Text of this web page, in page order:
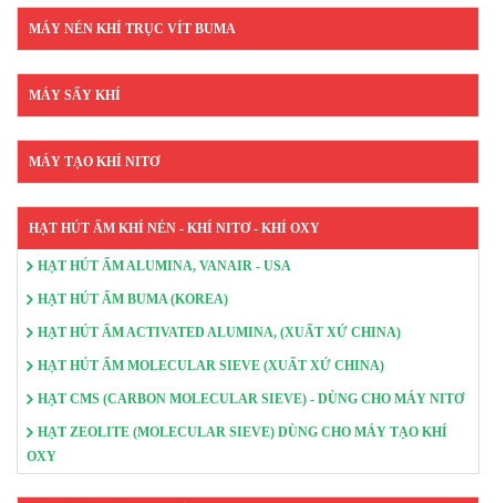
MÁY NÉN KHÍ TRỤC VÍT BUMA
MÁY SẤY KHÍ
MÁY TẠO KHÍ NITƠ
HẠT HÚT ẨM KHÍ NÉN - KHÍ NITƠ - KHÍ OXY
HẠT HÚT ẨM ALUMINA, VANAIR - USA
HẠT HÚT ẨM BUMA (KOREA)
HẠT HÚT ẨM ACTIVATED ALUMINA, (XUẤT XỨ CHINA)
HẠT HÚT ẨM MOLECULAR SIEVE (XUẤT XỨ CHINA)
HẠT CMS (CARBON MOLECULAR SIEVE) - DÙNG CHO MÁY NITƠ
HẠT ZEOLITE (MOLECULAR SIEVE) DÙNG CHO MÁY TẠO KHÍ
OXY